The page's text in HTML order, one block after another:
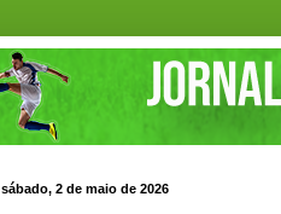
sábado, 2 de maio de 2026